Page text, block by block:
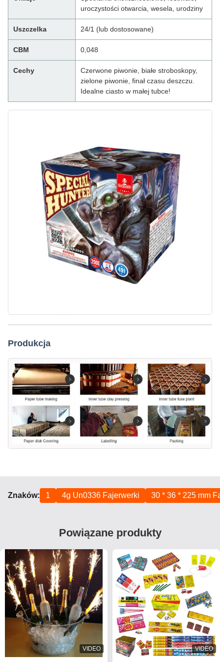
uroczystości otwarcia, wesela, urodziny
Uszczelka 24/1 (lub dostosowane)
CBM 0,048
Cechy
Czerwone piwonie, białe stroboskopy,
zielone piwonie, finał czasu deszczu.
Idealne ciasto w małej tubce!
Produkcja
Znaków: 1 4g Un0336 Fajerwerki 30 * 36 * 225 mm
Powiązane produkty
VIDEO VIDEO